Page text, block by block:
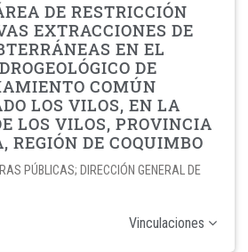
DE RESTRICCIÓN
EXTRACCIONES DE
EN EL
DE
COMÚN
LOS VILOS, EN LA
LOS VILOS, PROVINCIA
REGIÓN DE COQUIMBO
PÚBLICAS; DIRECCIÓN GENERAL DE
Vinculaciones